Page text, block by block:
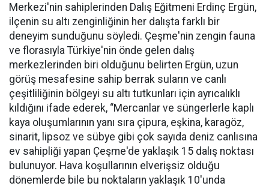
Merkezi'nin sahiplerinden Dalış Eğitmeni Erdinç Ergün,
ilçenin su altı zenginliğinin her dalışta farklı bir
deneyim sunduğunu söyledi. Çeşme'nin zengin fauna
ve florasıyla Türkiye'nin önde gelen dalış
merkezlerinden biri olduğunu belirten Ergün, uzun
görüş mesafesine sahip berrak suların ve canlı
çeşitliliğinin bölgeyi su altı tutkunları için ayrıcalıklı
kıldığını ifade ederek, “Mercanlar ve süngerlerle kaplı
kaya oluşumlarının yanı sıra çipura, eşkina, karagöz,
sinarit, lipsoz ve sübye gibi çok sayıda deniz canlısına
ev sahipliği yapan Çeşme'de yaklaşık 15 dalış noktası
bulunuyor. Hava koşullarının elverişsiz olduğu
dönemlerde bile bu noktaların yaklaşık 10'unda